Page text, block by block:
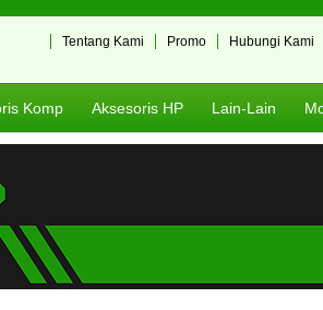
Hubungi Kami
Promo
Tentang Kami
Komp Aksesoris HP Lain-Lain